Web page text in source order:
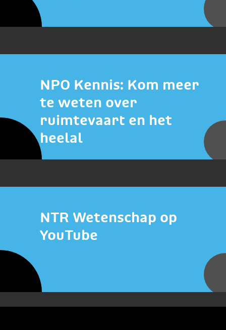
NPO Kennis: Kom meer
te weten over
ruimtevaart en het
heelal
NTR Wetenschap op
YouTube